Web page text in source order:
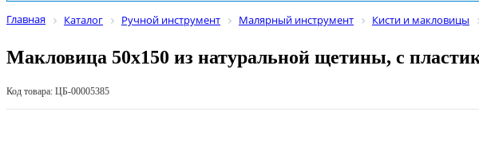
Главная Каталог Ручной инструмент Малярный инструмент Кисти и макловицы
Макловица 50х150 из натуральной щетины, с
Код товара: ЦБ-00005385